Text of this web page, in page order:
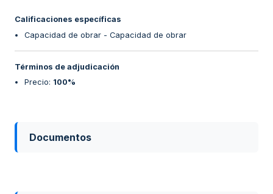
Calificaciones específicas
Capacidad de obrar - Capacidad de obrar
Términos de adjudicación
Precio: 100%
Documentos